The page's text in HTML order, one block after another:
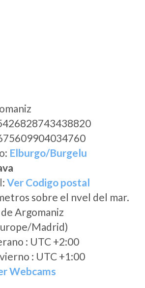
Elburgo/Burgelu
Ver Codigo postal
sobre el nvel del mar.
Argomaniz
Madrid)
: UTC +2:00
: UTC +1:00
Webcams